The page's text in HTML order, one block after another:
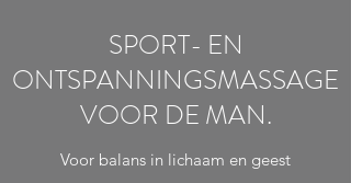
SPORT- EN
ONTSPANNINGSMASSAGE
VOOR DE MAN.
Voor balans in lichaam en geest